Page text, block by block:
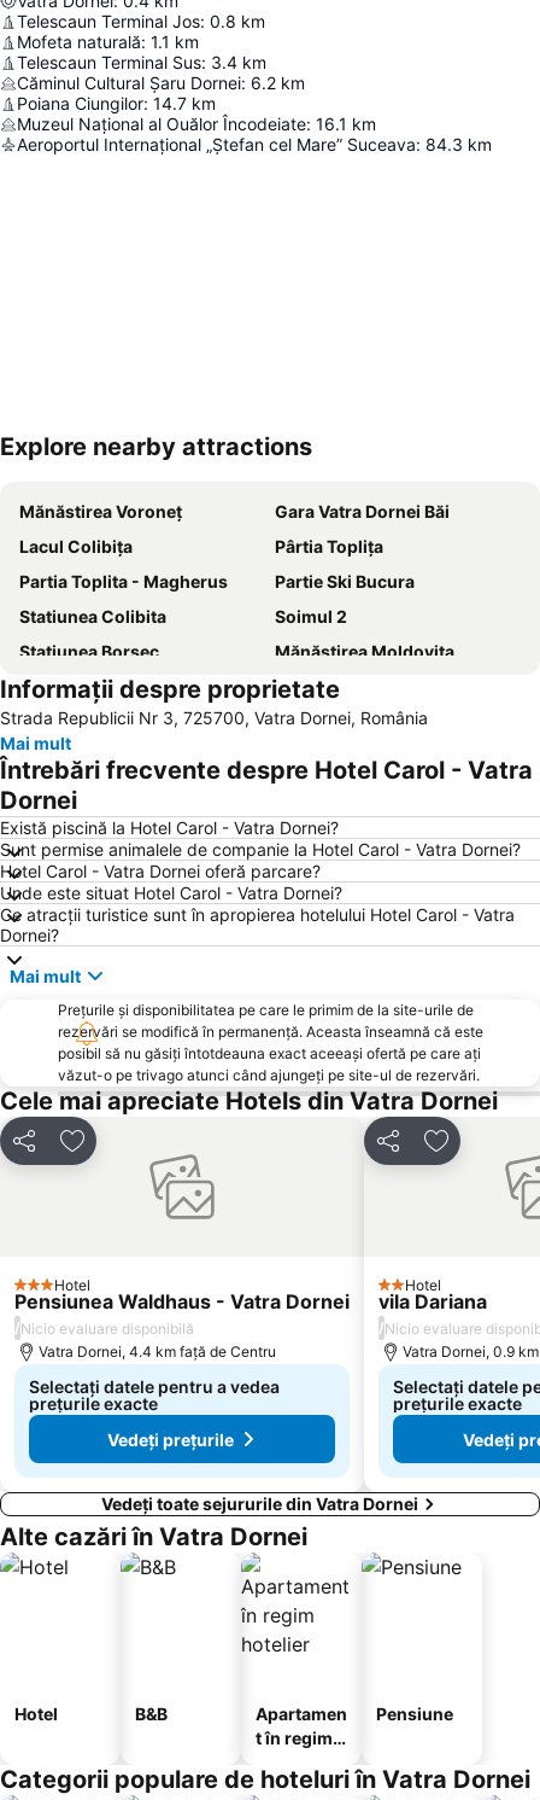
Telescaun Terminal Jos: 0.8 km
Mofeta naturală: 1.1 km
Telescaun Terminal Sus: 3.4 km
Căminul Cultural Șaru Dornei: 6.2 km
Poiana Ciungilor: 14.7 km
Muzeul Național al Ouălor Încodeiate: 16.1 km
Aeroportul Internațional „Ștefan cel Mare” Suceava: 84.3 km
Explore nearby attractions
Mănăstirea Voroneț
Gara Vatra Dornei Băi
Lacul Colibița
Pârtia Toplița
Partia Toplita - Magherus
Partie Ski Bucura
Statiunea Colibita
Soimul 2
Stațiunea Borsec
Mănăstirea Moldovița
Soimul
Speranta
Muzeul Cuibul Visurilor
Poiana Stiol
Informații despre proprietate
Strada Republicii Nr 3, 725700, Vatra Dornei, România
Mai mult
Întrebări frecvente despre Hotel Carol - Vatra
Dornei
Există piscină la Hotel Carol - Vatra Dornei?
Sunt permise animalele de companie la Hotel Carol - Vatra Dornei?
Hotel Carol - Vatra Dornei oferă parcare?
Unde este situat Hotel Carol - Vatra Dornei?
Ce atracții turistice sunt în apropierea hotelului Hotel Carol - Vatra
Dornei?
Mai mult
Prețurile și disponibilitatea pe care le primim de la site-urile de
rezervări se modifică în permanență. Aceasta înseamnă că este
posibil să nu găsiți întotdeauna exact aceeași ofertă pe care ați
văzut-o pe trivago atunci când ajungeți pe site-ul de rezervări.
Cele mai apreciate Hotels din Vatra Dornei
DistribuițiAdăugaţi la favorite
3 SteleHotel
Pensiunea Waldhaus - Vatra Dornei
/Nicio evaluare disponibilă
Vatra Dornei, 4.4 km faţă de Centru
Selectați datele pentru a vedea
prețurile exacte
Vedeți prețurile
DistribuițiAdăugaţi
2 Stele
Hotel
vila Dariana
/Nicio evaluare
Vatra Dornei, 0.9
Selectați datele
prețurile exacte
Vedeți
Vedeți toate sejururile din Vatra Dornei
Alte cazări în Vatra Dornei
Hotel B&B
Apartamen
t în regim
Pensiune
Categorii populare de hoteluri în Vatra Dornei